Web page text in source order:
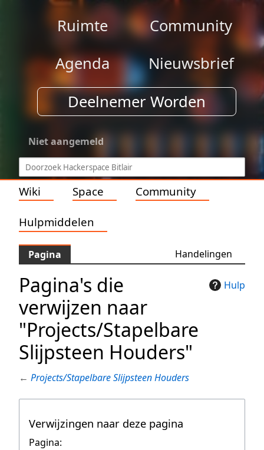
Ruimte
Community
Agenda
Nieuwsbrief
Deelnemer Worden
Niet aangemeld
Wiki Space Community
Hulpmiddelen
Pagina Handelingen
Hulp
Pagina's die
verwijzen naar
"Projects/Stapelbare
Slijpsteen Houders"
← Projects/Stapelbare Slijpsteen Houders
Verwijzingen naar deze pagina
Pagina: